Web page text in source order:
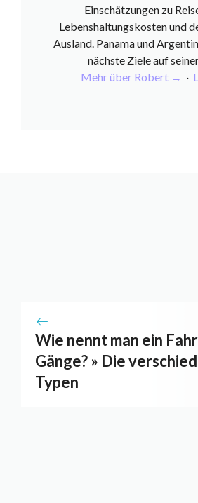
Einschätzungen zu
Lebenshaltungskosten und
Ausland. Panama und
nächste Ziele auf
Mehr über Robert → ·
Wie nennt man ein
Gänge? » Die
Typen